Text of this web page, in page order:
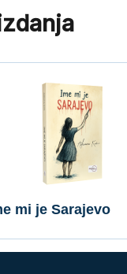
mi je Sarajevo